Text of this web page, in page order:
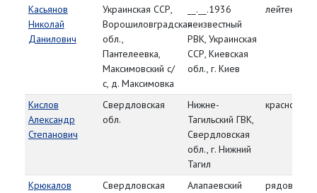
Касьянов
Николай
Данилович
Украинская ССР,
Ворошиловградская
обл.,
Пантелеевка,
Максимовский с/
с, д. Максимовка
__.__.1936
неизвестный
РВК, Украинская
ССР, Киевская
обл., г. Киев
лейтенант
Кислов
Александр
Степанович
Свердловская
обл.
Нижне-
Тагильский ГВК,
Свердловская
обл., г. Нижний
Тагил
Крюкалов
Свердловская
Алапаевский
рядовой